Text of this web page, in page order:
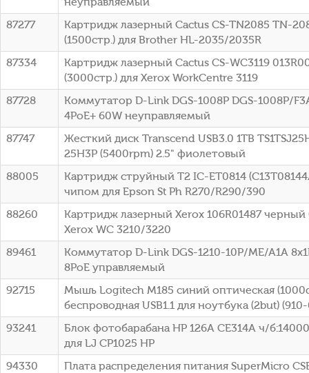
87277
Картридж лазерный Cactus CS-TN2085 TN-
(1500стр.) для Brother HL-2035/2035R
87334
Картридж лазерный Cactus CS-WC3119
(3000стр.) для Xerox WorkCentre 3119
87728
Коммутатор D-Link DGS-1008P DGS-1008P/
4PoE+ 60W неуправляемый
87747
Жесткий диск Transcend USB3.0 1TB
25H3P (5400rpm) 2.5" фиолетовый
88005
Картридж струйный T2 IC-ET0814
чипом для Epson St Ph R270/R290/390
88260
Картридж лазерный Xerox 106R01487 черный
Xerox WC 3210/3220
89461
Коммутатор D-Link DGS-1210-10P/ME/A1A
8PoE управляемый
92715
Мышь Logitech M185 синий оптическая
беспроводная USB1.1 для ноутбука (2but)
93241
Блок фотобарабана HP 126A CE314A ч/
для LJ CP1025 HP
94330
Плата распределения питания SuperMicro